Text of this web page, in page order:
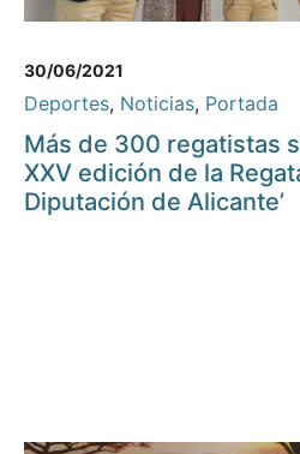
30/06/2021
Deportes, Noticias, Portada
Más de 300 regatistas
XXV edición de la
Diputación de Alicante’